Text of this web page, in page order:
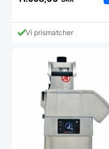
Vi prismatcher